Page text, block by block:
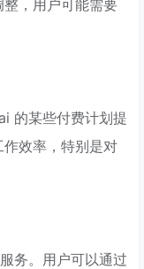
，用户可能需要
的某些付费计划提
效率，特别是对
务。用户可以通过